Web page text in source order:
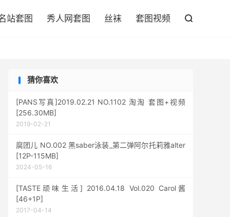
站套图 秀人网套图 丝袜 套图视频 
猜你喜欢
[PANS写真]2019.02.21 NO.1102 淘淘 套图+视频
[256.30MB]
2019-02-21
腐团儿 NO.002 黑saber泳装_第二弹阿尔托莉雅alter
[12P-115MB]
2024-05-16
[TASTE顽味生活] 2016.04.18 Vol.020 Carol酱
[46+1P]
2017-04-14